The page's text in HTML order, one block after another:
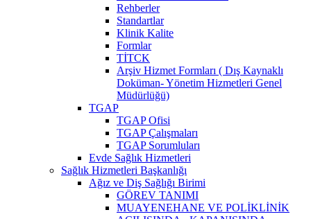
Rehberler
Standartlar
Klinik Kalite
Formlar
TİTCK
Arşiv Hizmet Formları ( Dış Kaynaklı
Doküman- Yönetim Hizmetleri Genel
Müdürlüğü)
TGAP
TGAP Ofisi
TGAP Çalışmaları
TGAP Sorumluları
Evde Sağlık Hizmetleri
Sağlık Hizmetleri Başkanlığı
Ağız ve Diş Sağlığı Birimi
GÖREV TANIMI
MUAYENEHANE VE POLİKLİNİK